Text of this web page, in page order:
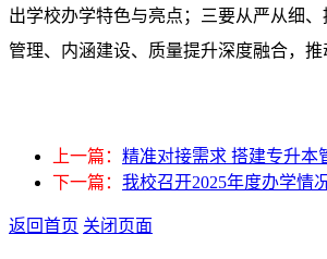
出学校办学特色与亮点；三要从严从细
管理、内涵建设、质量提升深度融合，
上一篇： 精准对接需求 搭建专升本
下一篇： 我校召开2025年度办学情
返回首页 关闭页面